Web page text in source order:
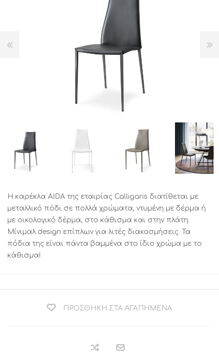
Η καρέκλα AIDA της εταιρίας Calligaris διατίθεται με
μεταλλικό πόδι σε πολλά χρώματα, ντυμένη με δέρμα ή
με οικολογικό δέρμα, στο κάθισμα και στην πλάτη.
Μίνιμαλ design επίπλων για λιτές διακοσμήσεις. Τα
πόδια της είναι πάντα βαμμένα στο ίδιο χρώμα με το
κάθισμα!
ΠΡΟΣΘΉΚΗ ΣΤΑ ΑΓΑΠΗΜΈΝΑ